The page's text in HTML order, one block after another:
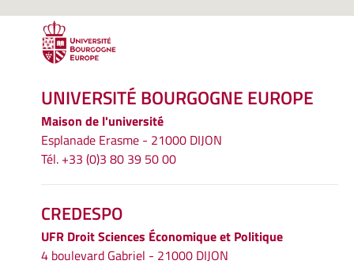
UNIVERSITÉ BOURGOGNE EUROPE
Maison de l'université
Esplanade Erasme - 21000 DIJON
Tél. +33 (0)3 80 39 50 00
CREDESPO
UFR Droit Sciences Économique et Politique
4 boulevard Gabriel - 21000 DIJON